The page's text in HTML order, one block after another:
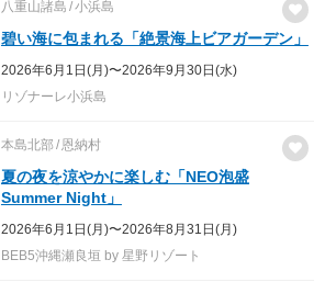
八重山諸島 小浜島
碧い海に包まれる「絶景海上ビアガーデン」
2026年6月1日(月)〜2026年9月30日(水)
リゾナーレ小浜島
本島北部 恩納村
夏の夜を涼やかに楽しむ「NEO泡盛
Summer Night」
2026年6月1日(月)〜2026年8月31日(月)
BEB5沖縄瀬良垣 by 星野リゾート